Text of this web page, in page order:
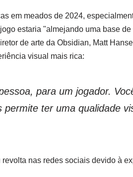
em meados de 2024,
estaria "almejando uma base
de arte da Obsidian, Matt
visual mais rica:
para um jogador.
ter uma qualidade
nas redes sociais devido à